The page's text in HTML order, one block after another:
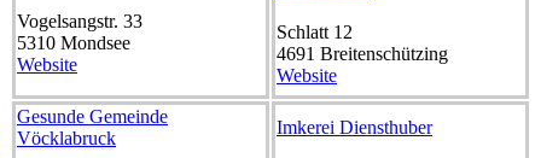
Vogelsangstr. 33
5310 Mondsee
Website
Schlatt 12
4691 Breitenschützing
Website
Gesunde Gemeinde
Vöcklabruck
Imkerei Diensthuber